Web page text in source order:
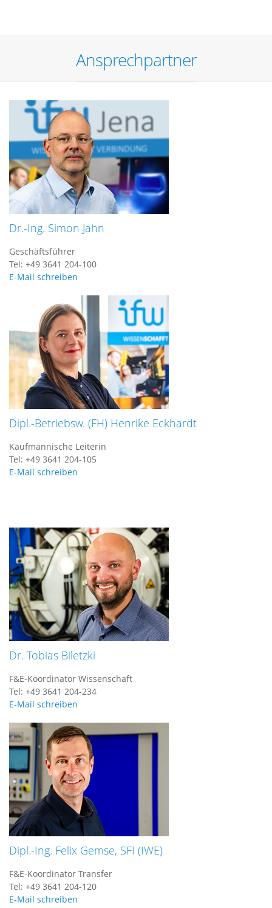
Ansprechpartner
Dr.-Ing. Simon Jahn
Geschäftsführer
Tel: +49 3641 204-100
E-Mail schreiben
Dipl.-Betriebsw. (FH) Henrike Eckhardt
Kaufmännische Leiterin
Tel: +49 3641 204-105
E-Mail schreiben
Dr. Tobias Biletzki
F&E-Koordinator Wissenschaft
Tel: +49 3641 204-234
E-Mail schreiben
Dipl.-Ing. Felix Gemse, SFI (IWE)
F&E-Koordinator Transfer
Tel: +49 3641 204-120
E-Mail schreiben